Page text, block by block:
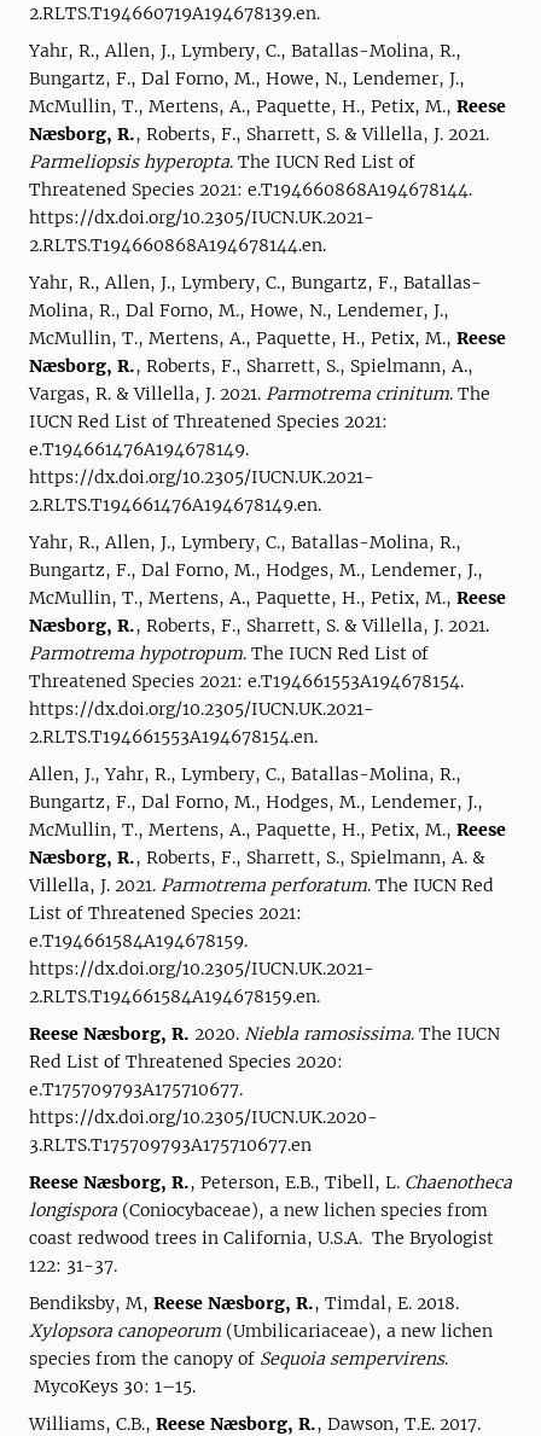
2.RLTS.T194660719A194678139.en.
Yahr, R., Allen, J., Lymbery, C., Batallas-Molina, R.,
Bungartz, F., Dal Forno, M., Howe, N., Lendemer, J.,
McMullin, T., Mertens, A., Paquette, H., Petix, M., Reese
Næsborg, R., Roberts, F., Sharrett, S. & Villella, J. 2021.
Parmeliopsis hyperopta. The IUCN Red List of
Threatened Species 2021: e.T194660868A194678144.
https://dx.doi.org/10.2305/IUCN.UK.2021-
2.RLTS.T194660868A194678144.en.
Yahr, R., Allen, J., Lymbery, C., Bungartz, F., Batallas-
Molina, R., Dal Forno, M., Howe, N., Lendemer, J.,
McMullin, T., Mertens, A., Paquette, H., Petix, M., Reese
Næsborg, R., Roberts, F., Sharrett, S., Spielmann, A.,
Vargas, R. & Villella, J. 2021. Parmotrema crinitum. The
IUCN Red List of Threatened Species 2021:
e.T194661476A194678149.
https://dx.doi.org/10.2305/IUCN.UK.2021-
2.RLTS.T194661476A194678149.en.
Yahr, R., Allen, J., Lymbery, C., Batallas-Molina, R.,
Bungartz, F., Dal Forno, M., Hodges, M., Lendemer, J.,
McMullin, T., Mertens, A., Paquette, H., Petix, M., Reese
Næsborg, R., Roberts, F., Sharrett, S. & Villella, J. 2021.
Parmotrema hypotropum. The IUCN Red List of
Threatened Species 2021: e.T194661553A194678154.
https://dx.doi.org/10.2305/IUCN.UK.2021-
2.RLTS.T194661553A194678154.en.
Allen, J., Yahr, R., Lymbery, C., Batallas-Molina, R.,
Bungartz, F., Dal Forno, M., Hodges, M., Lendemer, J.,
McMullin, T., Mertens, A., Paquette, H., Petix, M., Reese
Næsborg, R., Roberts, F., Sharrett, S., Spielmann, A. &
Villella, J. 2021. Parmotrema perforatum. The IUCN Red
List of Threatened Species 2021:
e.T194661584A194678159.
https://dx.doi.org/10.2305/IUCN.UK.2021-
2.RLTS.T194661584A194678159.en.
Reese Næsborg, R. 2020. Niebla ramosissima. The IUCN
Red List of Threatened Species 2020:
e.T175709793A175710677.
https://dx.doi.org/10.2305/IUCN.UK.2020-
3.RLTS.T175709793A175710677.en
Reese Næsborg, R., Peterson, E.B., Tibell, L. Chaenotheca
longispora (Coniocybaceae), a new lichen species from
coast redwood trees in California, U.S.A. The Bryologist
122: 31-37.
Bendiksby, M, Reese Næsborg, R., Timdal, E. 2018.
Xylopsora canopeorum (Umbilicariaceae), a new lichen
species from the canopy of Sequoia sempervirens.
MycoKeys 30: 1–15.
Williams, C.B., Reese Næsborg, R., Dawson, T.E. 2017.